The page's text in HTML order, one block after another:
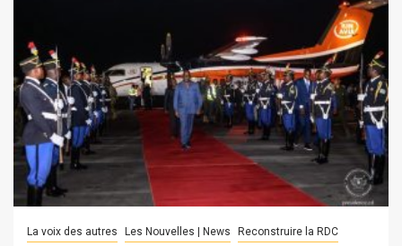
La voix des autres Les Nouvelles | News Reconstruire la RDC